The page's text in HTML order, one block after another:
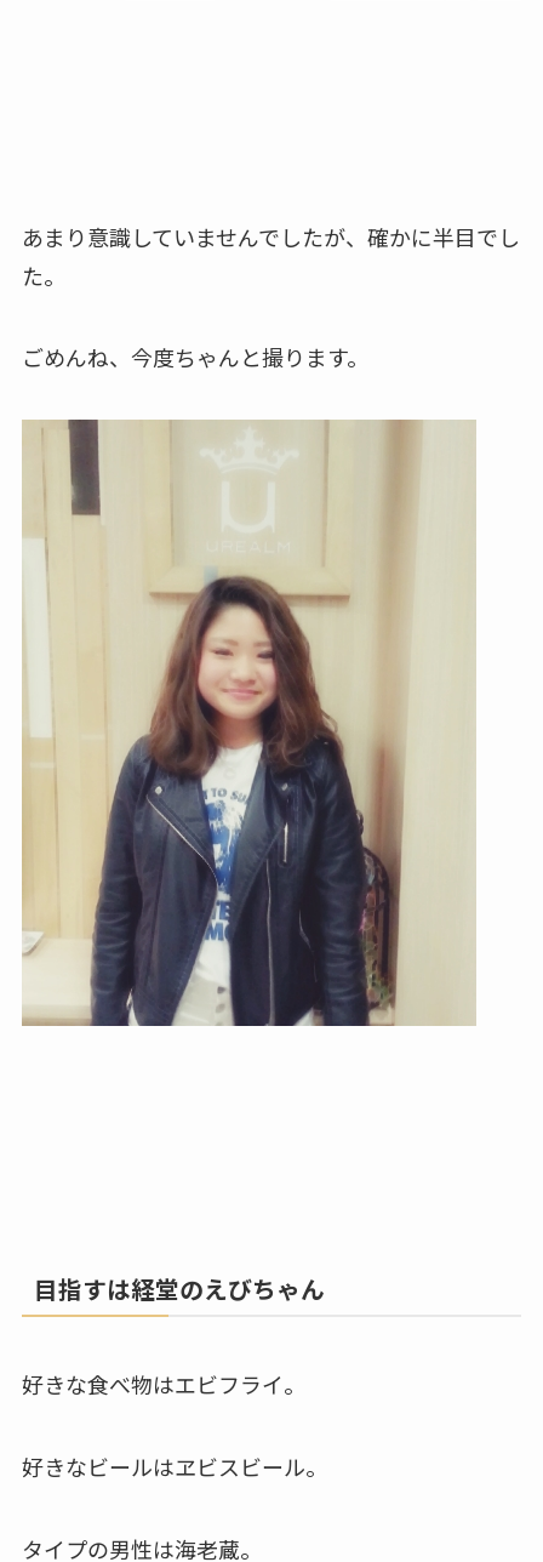
あまり意識していませんでしたが、確かに半目でし
た。
ごめんね、今度ちゃんと撮ります。
目指すは経堂のえびちゃん
好きな食べ物はエビフライ。
好きなビールはヱビスビール。
タイプの男性は海老蔵。